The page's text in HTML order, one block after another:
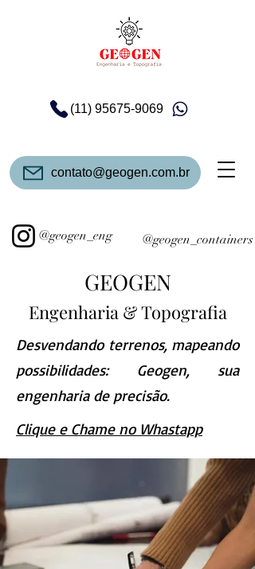
contato@geogen.com.br
(11) 95675-9069
@geogen_eng @geogen_containers
GEOGEN
Engenharia &Topografia
Desvendando terrenos, mapeando
possibilidades: Geogen, sua
engenharia de precisão.
Clique e Chame no Whastapp